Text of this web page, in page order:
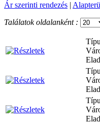
Ár szerinti rendezés
Találatok oldalanként :